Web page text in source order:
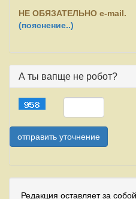
НЕ ОБЯЗАТЕЛЬНО e-mail.
(пояснение..)
А ты вапще не робот?
Редакция оставляет за